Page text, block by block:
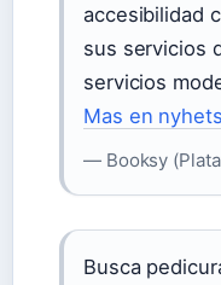
accesibilidad
sus servicios
servicios
Mas en
— Booksy
Busca